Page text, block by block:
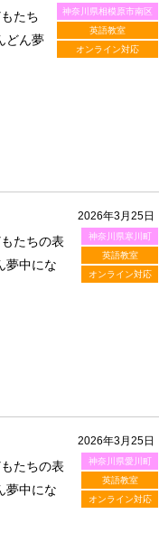
神奈川県相模原市南区
英語教室
オンライン対応
たち
どん夢
2026年3月25日
神奈川県寒川町
英語教室
オンライン対応
たちの表
夢中にな
2026年3月25日
神奈川県愛川町
英語教室
オンライン対応
たちの表
夢中にな